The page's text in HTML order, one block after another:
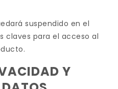
suspendido en el
claves para el acceso al
Y